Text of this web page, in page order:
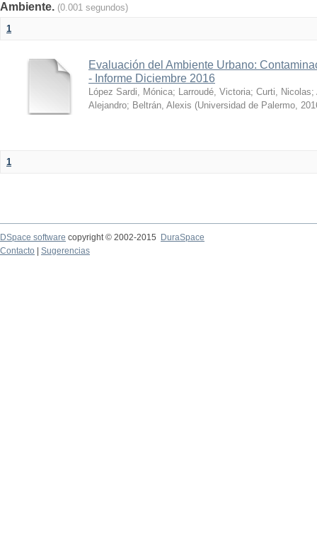
Ambiente. (0.001 segundos)
1
Evaluación del Ambiente Urbano:
- Informe Diciembre 2016
López Sardi, Mónica; Larroudé, Victoria; Curti, Nicolas;
Alejandro; Beltrán, Alexis (Universidad de Palermo,
1
DSpace software copyright © 2002-2015
DuraSpace
Contacto
Sugerencias